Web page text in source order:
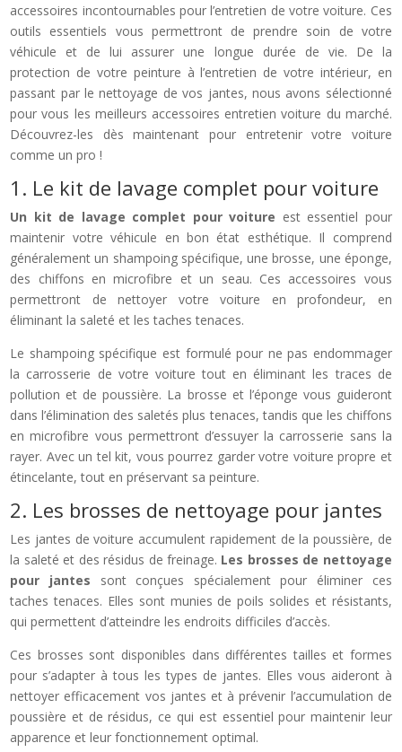
accessoires incontournables pour l’entretien de votre voiture. Ces
outils essentiels vous permettront de prendre soin de votre
véhicule et de lui assurer une longue durée de vie. De la
protection de votre peinture à l’entretien de votre intérieur, en
passant par le nettoyage de vos jantes, nous avons sélectionné
pour vous les meilleurs accessoires entretien voiture du marché.
Découvrez-les dès maintenant pour entretenir votre voiture
comme un pro !
1. Le kit de lavage complet pour voiture
Un kit de lavage complet pour voiture est essentiel pour
maintenir votre véhicule en bon état esthétique. Il comprend
généralement un shampoing spécifique, une brosse, une éponge,
des chiffons en microfibre et un seau. Ces accessoires vous
permettront de nettoyer votre voiture en profondeur, en
éliminant la saleté et les taches tenaces.
Le shampoing spécifique est formulé pour ne pas endommager
la carrosserie de votre voiture tout en éliminant les traces de
pollution et de poussière. La brosse et l’éponge vous guideront
dans l’élimination des saletés plus tenaces, tandis que les chiffons
en microfibre vous permettront d’essuyer la carrosserie sans la
rayer. Avec un tel kit, vous pourrez garder votre voiture propre et
étincelante, tout en préservant sa peinture.
2. Les brosses de nettoyage pour jantes
Les jantes de voiture accumulent rapidement de la poussière, de
la saleté et des résidus de freinage. Les brosses de nettoyage
pour jantes sont conçues spécialement pour éliminer ces
taches tenaces. Elles sont munies de poils solides et résistants,
qui permettent d’atteindre les endroits difficiles d’accès.
Ces brosses sont disponibles dans différentes tailles et formes
pour s’adapter à tous les types de jantes. Elles vous aideront à
nettoyer efficacement vos jantes et à prévenir l’accumulation de
poussière et de résidus, ce qui est essentiel pour maintenir leur
apparence et leur fonctionnement optimal.